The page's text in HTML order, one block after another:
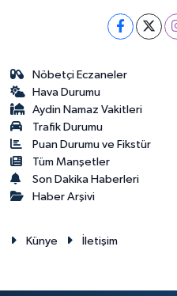
Nöbetçi Eczaneler
Hava Durumu
Aydin Namaz Vakitleri
Trafik Durumu
Puan Durumu ve Fikstür
Tüm Manşetler
Son Dakika Haberleri
Haber Arşivi
Künye İletişim